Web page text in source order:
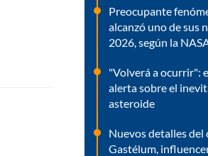
Preocupante
alcanzó uno de sus
2026, según la
"Volverá a ocurrir":
alerta sobre el
asteroide
Nuevos detalles del
Gastélum,